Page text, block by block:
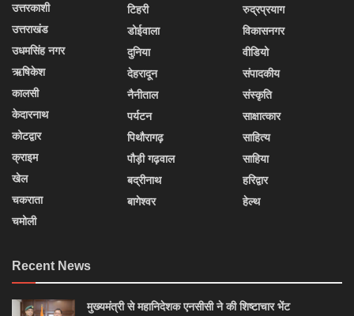
उत्तरकाशी
उत्तराखंड
उधमसिंह नगर
ऋषिकेश
कालसी
केदारनाथ
कोटद्वार
क्राइम
खेल
चकराता
चमोली
टिहरी
डोईवाला
दुनिया
देहरादून
नैनीताल
पर्यटन
पिथौरागढ़
पौड़ी गढ़वाल
बद्रीनाथ
बागेश्वर
रुद्रप्रयाग
विकासनगर
वीडियो
संपादकीय
संस्कृति
साक्षात्कार
साहित्य
साहिया
हरिद्वार
हेल्थ
Recent News
मुख्यमंत्री से महानिदेशक एनसीसी ने की शिष्टाचार भेंट